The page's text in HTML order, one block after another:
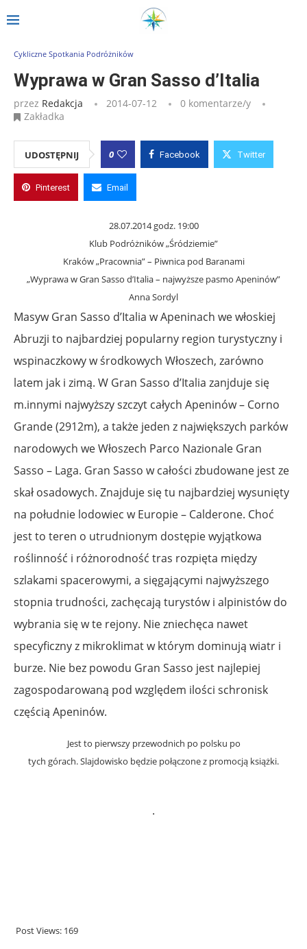
Strona główna Wyprawa w Gran Sasso d’Italia
Cykliczne Spotkania Podróżników
Wyprawa w Gran Sasso d’Italia
przez Redakcja 2014-07-12
0 komentarze/y
Zakładka
UDOSTĘPNIJ 0 Facebook Twitter
Pinterest Email
28.07.2014 godz. 19:00
Klub Podróżników „Śródziemie”
Kraków „Pracownia” – Piwnica pod Baranami
„Wyprawa w Gran Sasso d’Italia – najwyższe pasmo Apeninów”
Anna Sordyl
Masyw Gran Sasso d’Italia w Apeninach we włoskiej
Abruzji to najbardziej popularny region turystyczny i
wspinaczkowy w środkowych Włoszech, zarówno
latem jak i zimą. W Gran Sasso d’Italia zanjduje się
m.innymi najwyższy szczyt całych Apeninów – Corno
Grande (2912m), a także jeden z największych parków
narodowych we Włoszech Parco Nazionale Gran
Sasso – Laga. Gran Sasso w całości zbudowane jest ze
skał osadowych. Znajduje się tu najbardziej wysunięty
na południe lodowiec w Europie – Calderone. Choć
jest to teren o utrudnionym dostępie wyjątkowa
roślinność i różnorodność tras rozpięta między
szlakami spacerowymi, a sięgającymi najwyższego
stopnia trudności, zachęcają turystów i alpinistów do
wybrania się w te rejony. Nie zniechęca nawet
specyficzny z mikroklimat w którym dominują wiatr i
burze. Nie bez powodu Gran Sasso jest najlepiej
zagospodarowaną pod względem ilości schronisk
częścią Apeninów.
Jest to pierwszy przewodnich po polsku po
tych górach. Slajdowisko będzie połączone z promocją książki.
.
Post Views: 169